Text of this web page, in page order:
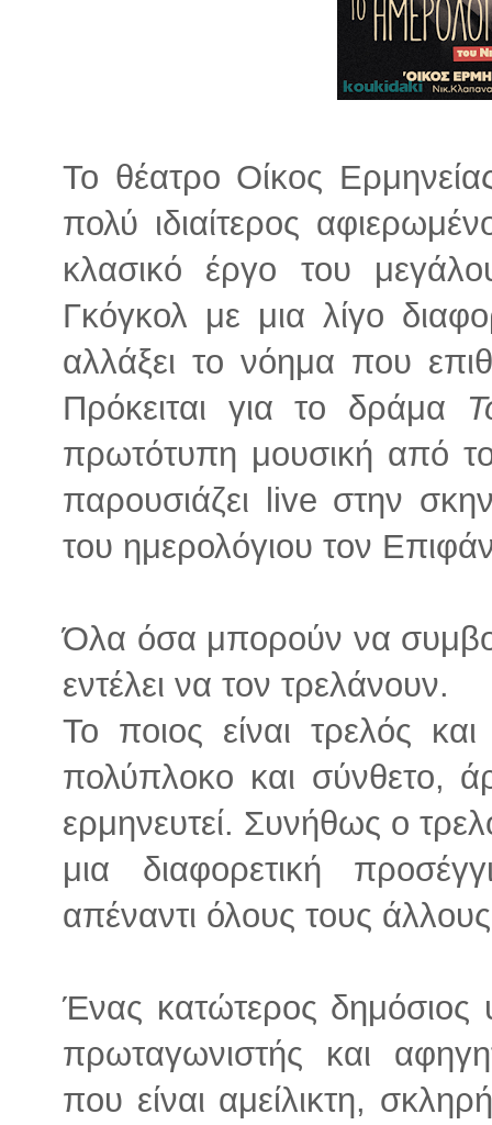
Το θέατρο Οίκος
πολύ ιδιαίτερος
κλασικό έργο του
Γκόγκολ με μια λίγο
αλλάξει το νόημα που
Πρόκειται για το δράμα
πρωτότυπη μουσική από
παρουσιάζει live στην
του ημερολόγιου τον
Όλα όσα μπορούν να
εντέλει να τον τρελάνουν.
Το ποιος είναι τρελός
πολύπλοκο και σύνθετο,
ερμηνευτεί. Συνήθως ο
μια διαφορετική
απέναντι όλους τους
Ένας κατώτερος δημόσιος
πρωταγωνιστής και
που είναι αμείλικτη,